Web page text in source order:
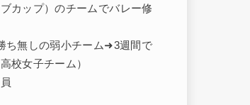
カップ）のチームでバレー修
ち無しの弱小チーム➜3週間で
校女子チーム）